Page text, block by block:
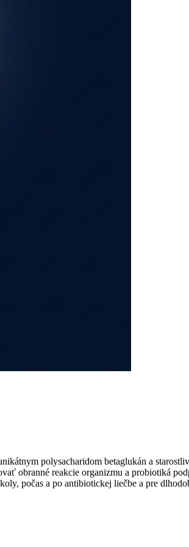
polysacharidom betaglukán a
obranné reakcie organizmu a probiotiká
počas a po antibiotickej liečbe a pre